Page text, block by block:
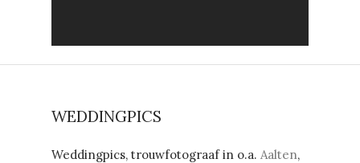
WEDDINGPICS
Weddingpics, trouwfotograaf in o.a. Aalten,